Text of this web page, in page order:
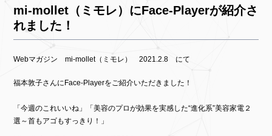
mi-mollet（ミモレ）にFace-Playerが紹介さ
れました！
Webマガジン mi-mollet（ミモレ） 2021.2.8 にて
福本敦子さんにFace-Playerをご紹介いただきました！
「今週のこれいいね」「美容のプロが効果を実感した“進化系”美容家電２
選～首もアゴもすっきり！」